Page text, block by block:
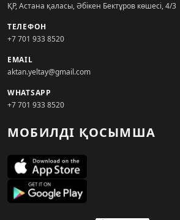
ҚР, Астана қаласы, Әбікен Бектұров көшесі, 4/3
ТЕЛЕФОН
+7 701 933 8520
EMAIL
aktan.yeltay@gmail.com
WHATSAPP
+7 701 933 8520
МОБИЛДІ ҚОСЫМША